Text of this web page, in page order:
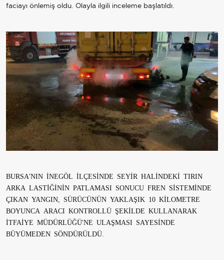
faciayı önlemiş oldu. Olayla ilgili inceleme başlatıldı.
BURSA'NIN İNEGÖL İLÇESİNDE SEYİR HALİNDEKİ TIRIN
ARKA LASTİĞİNİN PATLAMASI SONUCU FREN SİSTEMİNDE
ÇIKAN YANGIN, SÜRÜCÜNÜN YAKLAŞIK 10 KİLOMETRE
BOYUNCA ARACI KONTROLLÜ ŞEKİLDE KULLANARAK
İTFAİYE MÜDÜRLÜĞÜ'NE ULAŞMASI SAYESİNDE
BÜYÜMEDEN SÖNDÜRÜLDÜ.